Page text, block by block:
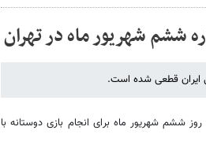
ششم شهریور ماه در تهران
ایران قطعی شده است.
ششم شهریور ماه برای انجام بازی دوستانه با